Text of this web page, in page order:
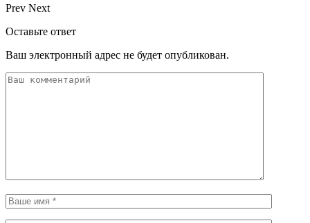
Prev Next
Оставьте ответ
Ваш электронный адрес не будет опубликован.